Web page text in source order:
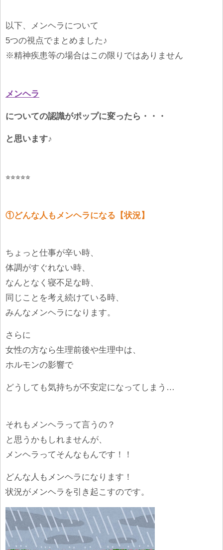
以下、メンヘラについて
5つの視点でまとめました♪
※精神疾患等の場合はこの限りではありません
メンヘラ
についての認識がポップに変ったら・・・
と思います♪
⭐︎⭐︎⭐︎⭐︎⭐︎
①どんな人もメンヘラになる【状況】
ちょっと仕事が辛い時、
体調がすぐれない時、
なんとなく寝不足な時、
同じことを考え続けている時、
みんなメンヘラになります。
さらに
女性の方なら生理前後や生理中は、
ホルモンの影響で
どうしても気持ちが不安定になってしまう…
それもメンヘラって言うの？
と思うかもしれませんが、
メンヘラってそんなもんです！！
どんな人もメンヘラになります！
状況がメンヘラを引き起こすのです。